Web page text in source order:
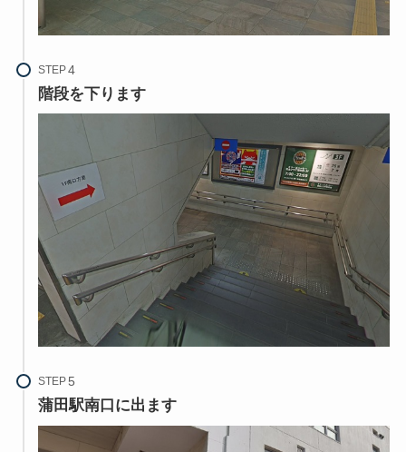
STEP
階段を下ります
STEP
蒲田駅南口に出ます